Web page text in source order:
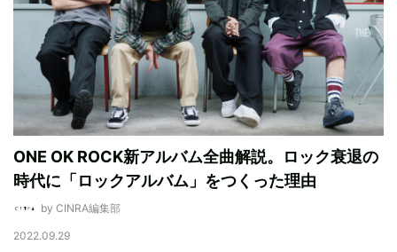
ONE OK ROCK新アルバム全曲解説。ロック衰退の
時代に「ロックアルバム」をつくった理由
by CINRA編集部
2022.09.29